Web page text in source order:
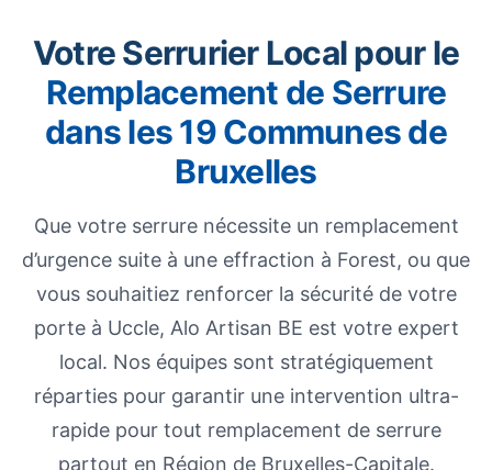
Votre Serrurier Local pour le
Remplacement de Serrure
dans les 19 Communes de
Bruxelles
Que votre serrure nécessite un remplacement
d’urgence suite à une effraction à Forest, ou que
vous souhaitiez renforcer la sécurité de votre
porte à Uccle, Alo Artisan BE est votre expert
local. Nos équipes sont stratégiquement
réparties pour garantir une intervention ultra-
rapide pour tout remplacement de serrure
partout en Région de Bruxelles-Capitale.